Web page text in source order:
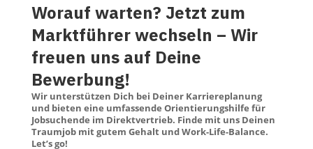
Worauf warten? Jetzt zum
Marktführer wechseln – Wir
freuen uns auf Deine
Bewerbung!
Wir unterstützen Dich bei Deiner Karriereplanung
und bieten eine umfassende Orientierungshilfe für
Jobsuchende im Direktvertrieb. Finde mit uns Deinen
Traumjob mit gutem Gehalt und Work-Life-Balance.
Let’s go!